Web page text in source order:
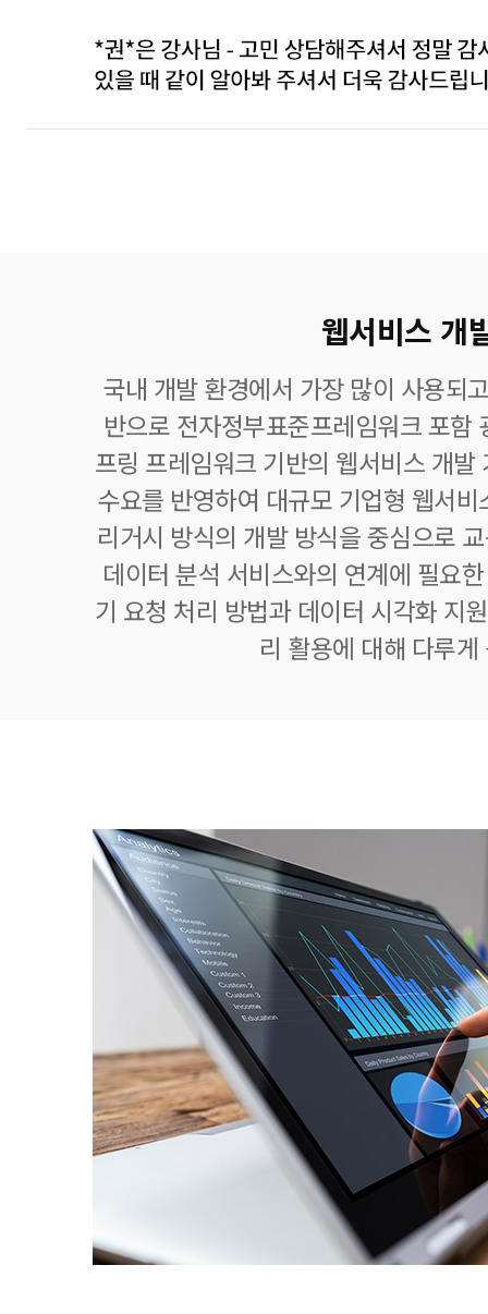
웹서비스 개
국내 개발 환경에서 가장 많이 사용되
반으로 전자정부표준프레임워크 포함
프링 프레임워크 기반의 웹서비스 개
수요를 반영하여 대규모 기업형 웹서
리거시 방식의 개발 방식을 중심으로
데이터 분석 서비스와의 연계에 필요
기 요청 처리 방법과 데이터 시각화 지
리 활용에 대해 다루게